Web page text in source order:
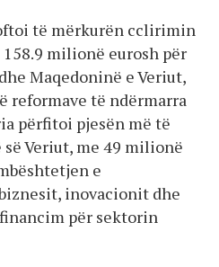
të mërkurën cclirimin
milionë eurosh për
Maqedoninë e Veriut,
reformave të ndërmarra
përfitoi pjesën më të
së Veriut, me 49 milionë
e
inovacionit dhe
për sektorin